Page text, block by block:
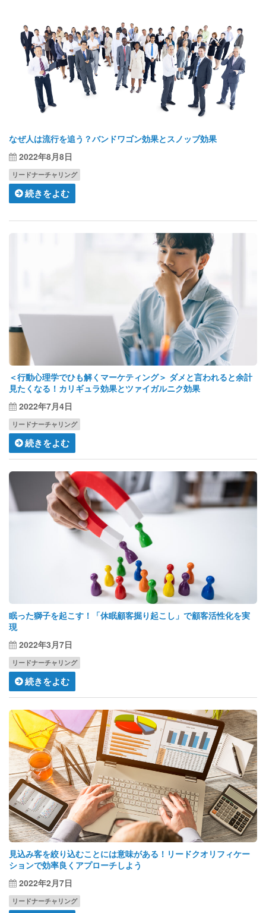
なぜ人は流行を追う？バンドワゴン効果とスノッブ効果
2022年8月8日
リードナーチャリング
続きをよむ
＜行動心理学でひも解くマーケティング＞ ダメと言われると余計
見たくなる！カリギュラ効果とツァイガルニク効果
2022年7月4日
リードナーチャリング
続きをよむ
眠った獅子を起こす！「休眠顧客掘り起こし」で顧客活性化を実
現
2022年3月7日
リードナーチャリング
続きをよむ
見込み客を絞り込むことには意味がある！リードクオリフィケー
ションで効率良くアプローチしよう
2022年2月7日
リードナーチャリング